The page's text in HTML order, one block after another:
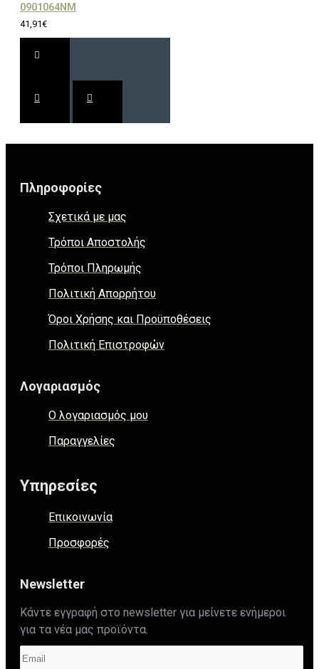
0901064NM
41,91€
Πληροφορίες
Σχετικά με μας
Τρόποι Αποστολής
Τρόποι Πληρωμής
Πολιτική Απορρήτου
Όροι Χρήσης και Προϋποθέσεις
Πολιτική Επιστροφών
Λογαριασμός
Ο λογαριασμός μου
Παραγγελίες
Υπηρεσίες
Επικοινωνία
Προσφορές
Newsletter
Κάντε εγγραφή στο newsletter για μείνετε ενήμεροι
για τα νέα μας προϊόντα.